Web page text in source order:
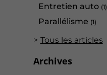
Entretien auto (1)
Parallélisme (1)
Tous les articles
Archives